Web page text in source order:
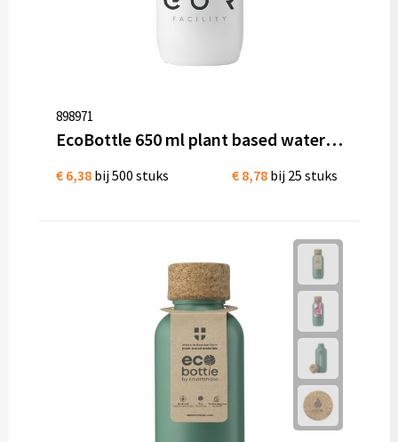
898971
EcoBottle 650 ml plant based waterfles - made in EU
€ 6,38 bij 500 stuks € 8,78 bij 25 stuks